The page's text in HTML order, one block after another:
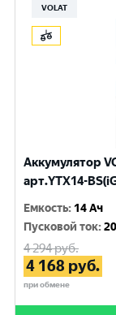
VOLAT
Аккумулятор
арт.YTX14-
Емкость: 14 Ач
Пусковой ток:
4 294руб.
4 168 руб.
при обмене